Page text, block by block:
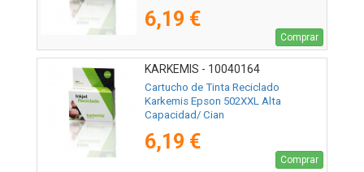
6,19 €
Comprar
KARKEMIS - 10040164
Cartucho de Tinta Reciclado
Karkemis Epson 502XXL Alta
Capacidad/ Cian
6,19 €
Comprar